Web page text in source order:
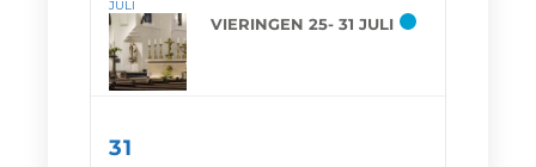
JULI
VIERINGEN 25- 31 JULI
31